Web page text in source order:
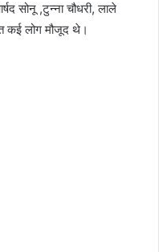
सोनू ,टुन्ना चौधरी, लाले
कई लोग मौजूद थे।